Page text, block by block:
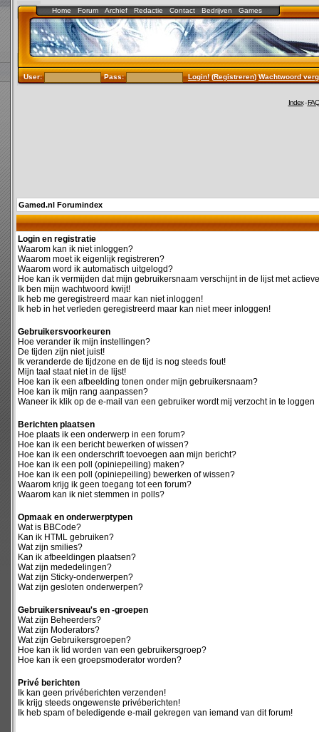
Home Forum Archief Redactie Contact Bedrijven Games
User: Pass: Login!(Registreren)Wachtwoord
Index-FAQ
Gamed.nl Forumindex
Login en registratie
Waarom kan ik niet inloggen?
Waarom moet ik eigenlijk registreren?
Waarom word ik automatisch uitgelogd?
Hoe kan ik vermijden dat mijn gebruikersnaam verschijnt in de lijst met
Ik ben mijn wachtwoord kwijt!
Ik heb me geregistreerd maar kan niet inloggen!
Ik heb in het verleden geregistreerd maar kan niet meer inloggen!
Gebruikersvoorkeuren
Hoe verander ik mijn instellingen?
De tijden zijn niet juist!
Ik veranderde de tijdzone en de tijd is nog steeds fout!
Mijn taal staat niet in de lijst!
Hoe kan ik een afbeelding tonen onder mijn gebruikersnaam?
Hoe kan ik mijn rang aanpassen?
Waneer ik klik op de e-mail van een gebruiker wordt mij verzocht in te loggen
Berichten plaatsen
Hoe plaats ik een onderwerp in een forum?
Hoe kan ik een bericht bewerken of wissen?
Hoe kan ik een onderschrift toevoegen aan mijn bericht?
Hoe kan ik een poll (opiniepeiling) maken?
Hoe kan ik een poll (opiniepeiling) bewerken of wissen?
Waarom krijg ik geen toegang tot een forum?
Waarom kan ik niet stemmen in polls?
Opmaak en onderwerptypen
Wat is BBCode?
Kan ik HTML gebruiken?
Wat zijn smilies?
Kan ik afbeeldingen plaatsen?
Wat zijn mededelingen?
Wat zijn Sticky-onderwerpen?
Wat zijn gesloten onderwerpen?
Gebruikersniveau's en -groepen
Wat zijn Beheerders?
Wat zijn Moderators?
Wat zijn Gebruikersgroepen?
Hoe kan ik lid worden van een gebruikersgroep?
Hoe kan ik een groepsmoderator worden?
Privé berichten
Ik kan geen privéberichten verzenden!
Ik krijg steeds ongewenste privéberichten!
Ik heb spam of beledigende e-mail gekregen van iemand van dit forum!